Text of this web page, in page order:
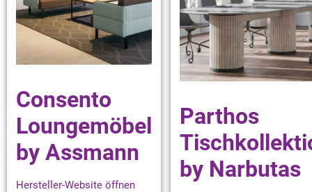
Consento
Loungemöbel
by Assmann
Hersteller-Website öffnen
Parthos
by Narbutas